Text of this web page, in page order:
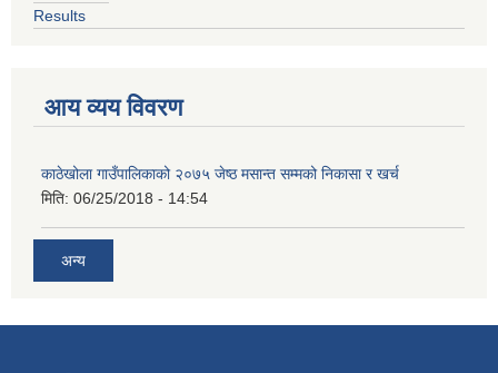
Results
आय व्यय विवरण
काठेखोला गाउँपालिकाको २०७५ जेष्ठ मसान्त सम्मको निकासा र खर्च
मिति: 06/25/2018 - 14:54
अन्य